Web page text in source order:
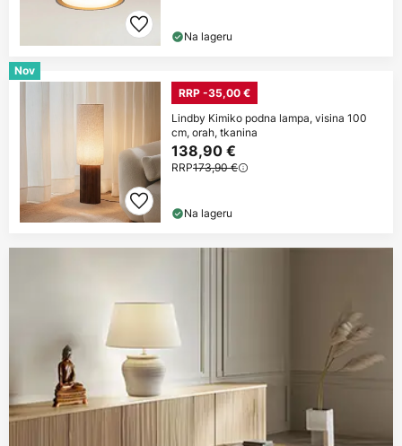
Na lageru
Nov
RRP -35,00 €
Lindby Kimiko podna lampa, visina 100
cm, orah, tkanina
138,90 €
RRP173,90 €
Na lageru